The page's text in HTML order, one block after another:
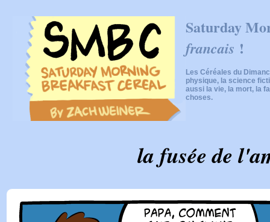
Saturday
francais !
Les Céréales du
physique, la science
aussi la vie, la mort, la
choses.
la fusée de